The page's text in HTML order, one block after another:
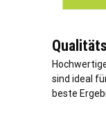
sind ideal
beste